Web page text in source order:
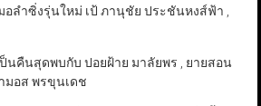
ลำซิ่งรุ่นใหม่ เป้ ภานุชัย ประชันหงส์ฟ้า ,
นคืนสุดพบกับ ปอยฝ้าย มาลัยพร , ยายสอน
มอส พรขุนเดช